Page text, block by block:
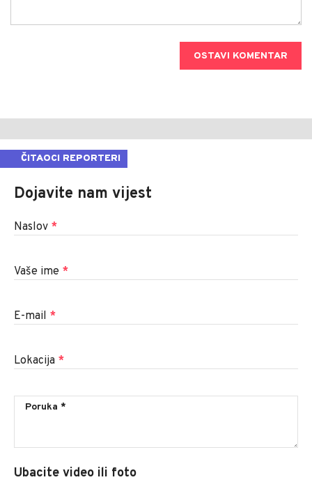
OSTAVI KOMENTAR
ČITAOCI REPORTERI
Dojavite nam vijest
Naslov *
Vaše ime *
E-mail *
Lokacija *
Ubacite video ili foto